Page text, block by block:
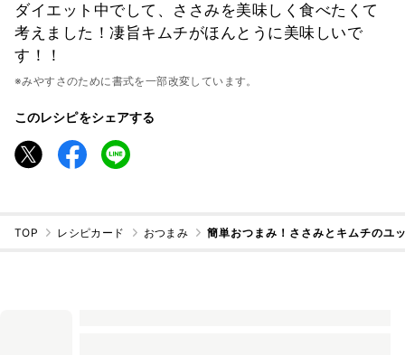
ダイエット中でして、ささみを美味しく食べたくて
考えました！凄旨キムチがほんとうに美味しいで
す！！
※みやすさのために書式を一部改変しています。
このレシピをシェアする
TOP レシピカード おつまみ 簡単おつまみ！ささみとキムチのユ